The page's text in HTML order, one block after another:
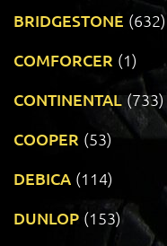
BRIDGESTONE (632)
COMFORCER (1)
CONTINENTAL (733)
COOPER (53)
DEBICA (114)
DUNLOP (153)